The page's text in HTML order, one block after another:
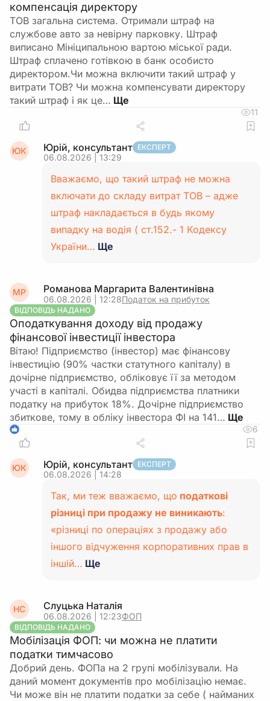
компенсація директору
ТОВ загальна система. Отримали штраф на
службове авто за невірну парковку. Штраф
виписано Мініципальною вартою міської ради.
Штраф сплачено готівкою в банк особисто
директором.Чи можна включити такий штраф у
витрати ТОВ? Чи можна компенсувати директору
такий штраф і як це…
11
ЮК Юрій, консультант ЕКСПЕРТ
06.08.2026 | 13:29
Вважаємо, що такий штраф не можна
включати до складу витрат ТОВ – адже
штраф накладається в будь якому
випадку на водія ( ст.152.- 1 Кодексу
України… Ще
МР Романова Маргарита Валентинівна
06.08.2026 | 12:28Податок на прибуток
ВІДПОВІДЬ НАДАНО
Оподаткування доходу від продажу
фінансової інвестиції інвестора
Вітаю! Підприємство (інвестор) має фінансову
інвестицію (90% частки статутного капіталу) в
дочірне підприємство, обліковує її за методом
участі в капіталі. Обидва підприємства платники
податку на прибуток 18%. Дочірне підприємство
збиткове, тому в обліку інвестора ФІ на 141…
1 6
ЮК Юрій, консультант ЕКСПЕРТ
06.08.2026 | 14:28
Так, ми теж вважаємо, що податкові
різниці при продажу не виникають:
«різниці по операціях з продажу або
іншого відчуження корпоративних прав в
іншій… Ще
НС Слуцька Наталія
06.08.2026 | 12:23ФОП
ВІДПОВІДЬ НАДАНО
Мобілізація ФОП: чи можна не платити
податки тимчасово
Добрий день. ФОПа на 2 групі мобілізували. На
даний момент документів про мобілізацію немає.
Чи може він не платити податки за себе ( найманих